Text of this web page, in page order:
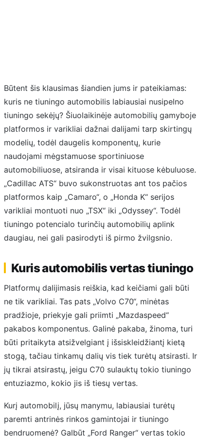
Būtent šis klausimas šiandien jums ir pateikiamas:
kuris ne tiuningo automobilis labiausiai nusipelno
tiuningo sekėjų? Šiuolaikinėje automobilių gamyboje
platformos ir varikliai dažnai dalijami tarp skirtingų
modelių, todėl daugelis komponentų, kurie
naudojami mėgstamuose sportiniuose
automobiliuose, atsiranda ir visai kituose kėbuluose.
„Cadillac ATS“ buvo sukonstruotas ant tos pačios
platformos kaip „Camaro“, o „Honda K“ serijos
varikliai montuoti nuo „TSX“ iki „Odyssey“. Todėl
tiuningo potencialo turinčių automobilių aplink
daugiau, nei gali pasirodyti iš pirmo žvilgsnio.
Kuris automobilis vertas tiuningo
Platformų dalijimasis reiškia, kad keičiami gali būti
ne tik varikliai. Tas pats „Volvo C70“, minėtas
pradžioje, priekyje gali priimti „Mazdaspeed“
pakabos komponentus. Galinė pakaba, žinoma, turi
būti pritaikyta atsižvelgiant į išsiskleidžiantį kietą
stogą, tačiau tinkamų dalių vis tiek turėtų atsirasti. Ir
jų tikrai atsirastų, jeigu C70 sulauktų tokio tiuningo
entuziazmo, kokio jis iš tiesų vertas.
Kurį automobilį, jūsų manymu, labiausiai turėtų
paremti antrinės rinkos gamintojai ir tiuningo
bendruomenė? Galbūt „Ford Ranger“ vertas tokio